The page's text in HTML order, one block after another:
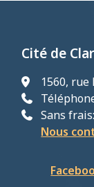
Cité de
1560, rue
Sans
Nous